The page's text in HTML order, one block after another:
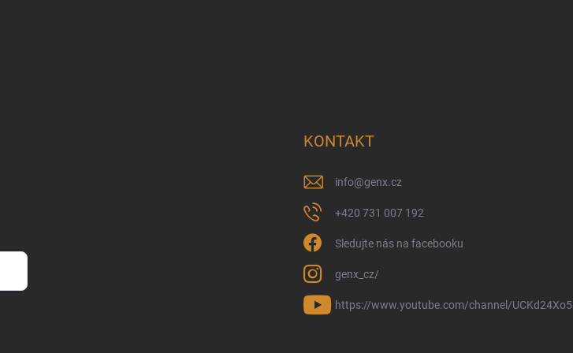
KONTAKT
info@genx.cz
+420 731 007 192
Sledujte nás na facebooku
genx_cz/
https://www.youtube.com/channel/